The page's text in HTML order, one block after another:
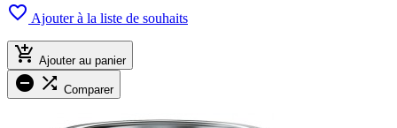
 Ajouter à la liste de souhaits
 Ajouter au panier
  Comparer